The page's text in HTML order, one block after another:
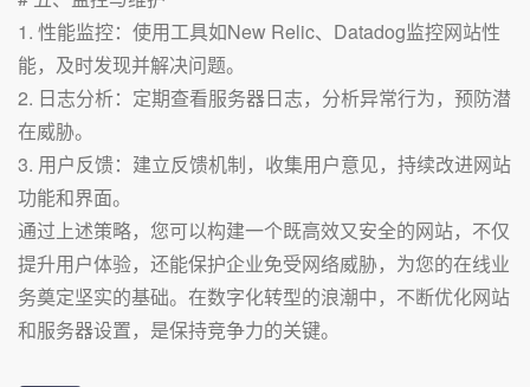
1. 性能监控：使用工具如New Relic、Datadog监控网站性
能，及时发现并解决问题。
2. 日志分析：定期查看服务器日志，分析异常行为，预防潜
在威胁。
3. 用户反馈：建立反馈机制，收集用户意见，持续改进网站
功能和界面。
通过上述策略，您可以构建一个既高效又安全的网站，不仅
提升用户体验，还能保护企业免受网络威胁，为您的在线业
务奠定坚实的基础。在数字化转型的浪潮中，不断优化网站
和服务器设置，是保持竞争力的关键。